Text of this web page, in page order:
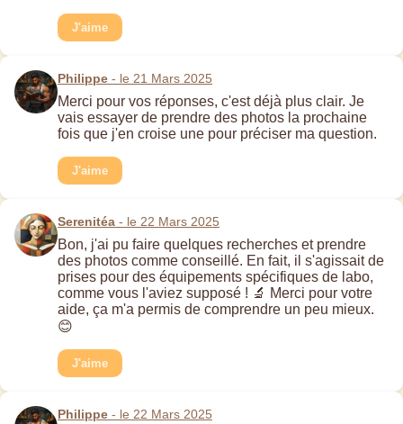
J'aime
Philippe - le 21 Mars 2025
Merci pour vos réponses, c'est déjà plus clair. Je
vais essayer de prendre des photos la prochaine
fois que j'en croise une pour préciser ma question.
J'aime
Serenitéa - le 22 Mars 2025
Bon, j'ai pu faire quelques recherches et prendre
des photos comme conseillé. En fait, il s'agissait de
prises pour des équipements spécifiques de labo,
comme vous l'aviez supposé ! 🔬 Merci pour votre
aide, ça m'a permis de comprendre un peu mieux.
😊
J'aime
Philippe - le 22 Mars 2025